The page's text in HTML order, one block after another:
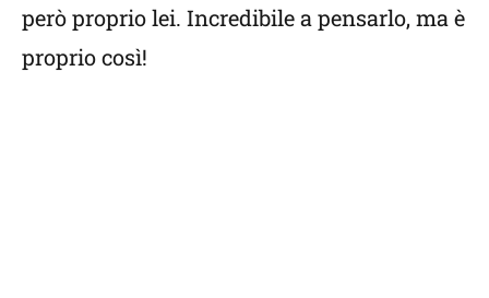
però proprio lei. Incredibile a pensarlo, ma è
proprio così!